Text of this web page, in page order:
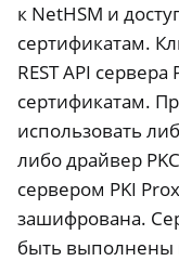
к NetHSM и
сертификатам.
REST API
сертификатам.
использовать
либо драйвер
сервером PKI
зашифрована.
быть выполнены